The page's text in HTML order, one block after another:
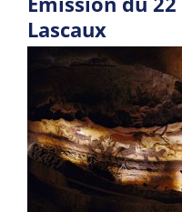
Lascaux